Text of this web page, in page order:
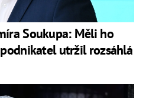
Soukupa: Měli ho
utržil rozsáhlá